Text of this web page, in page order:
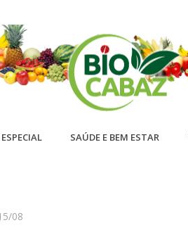
SAÚDE E BEM ESTAR
08